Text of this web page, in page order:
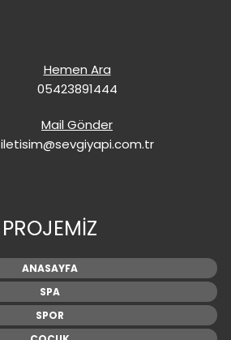
Hemen Ara
05423891444
Mail Gönder
iletisim@sevgiyapi.com.tr
PROJEMİZ
ANASAYFA
SPA
SPOR